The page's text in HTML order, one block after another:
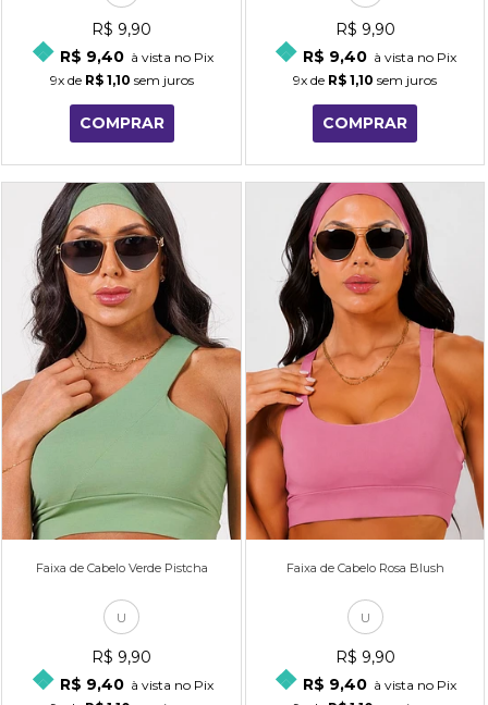
R$ 9,90
R$ 9,40 à vista no Pix
9xde R$ 1,10 sem juros
COMPRAR
R$ 9,90
R$ 9,40 à vista no Pix
9x de R$ 1,10 sem juros
COMPRAR
Faixa de Cabelo Verde Pistcha
U
R$ 9,90
R$ 9,40 à vista no Pix
Faixa de Cabelo Rosa Blush
U
R$ 9,90
R$ 9,40 à vista no Pix